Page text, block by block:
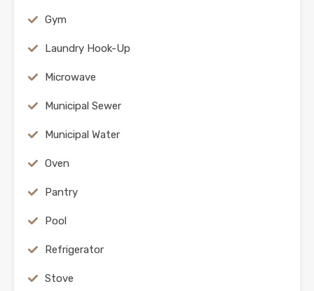
Gym
Laundry Hook-Up
Microwave
Municipal Sewer
Municipal Water
Oven
Pantry
Pool
Refrigerator
Stove